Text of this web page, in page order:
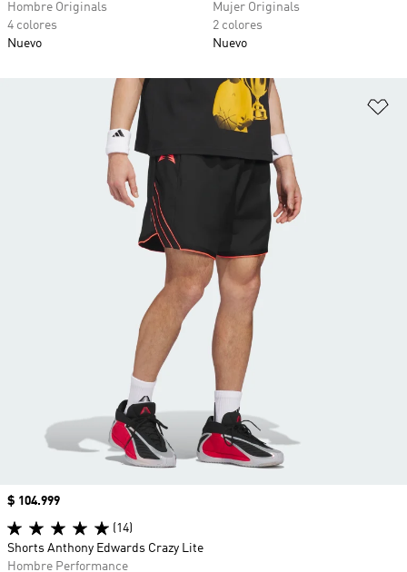
Hombre Originals
4 colores
Nuevo
Mujer Originals
2 colores
Nuevo
Precio
$ 104.999
(14)
Shorts Anthony Edwards Crazy Lite
Hombre Performance